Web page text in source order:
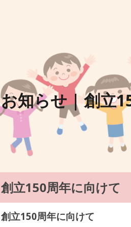
お知らせ|創立
創立150周年に向けて
創立150周年に向けて